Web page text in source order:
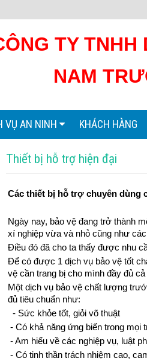
TY TNHH
NAM
VỤ AN NINH KHÁCH HÀNG
Thiết bị hỗ trợ hiện đại
Các thiết bị hỗ trợ chuyên dùng
Ngày nay, bảo vệ đang trở thành
xí nghiệp vừa và nhỏ cũng như
Điều đó đã cho ta thấy được nhu
Để có được 1 dịch vụ bảo vệ tốt
vệ cần trang bị cho mình đầy đủ
Một dịch vụ bảo vệ chất lượng
đủ tiêu chuẩn như:
- Sức khỏe tốt, giỏi võ thuật
- Có khả năng ứng biến trong mọi
- Am hiểu về các nghiệp vụ, luật
- Có tinh thần trách nhiệm cao,